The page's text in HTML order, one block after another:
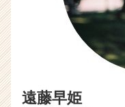
遠藤早姫